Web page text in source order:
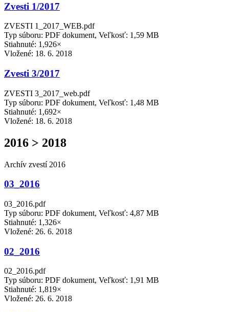
Zvesti 1/2017
ZVESTI 1_2017_WEB.pdf
Typ súboru: PDF dokument, Veľkosť: 1,59 MB
Stiahnuté: 1,926×
Vložené: 18. 6. 2018
Zvesti 3/2017
ZVESTI 3_2017_web.pdf
Typ súboru: PDF dokument, Veľkosť: 1,48 MB
Stiahnuté: 1,692×
Vložené: 18. 6. 2018
2016 > 2018
Archív zvestí 2016
03_2016
03_2016.pdf
Typ súboru: PDF dokument, Veľkosť: 4,87 MB
Stiahnuté: 1,326×
Vložené: 26. 6. 2018
02_2016
02_2016.pdf
Typ súboru: PDF dokument, Veľkosť: 1,91 MB
Stiahnuté: 1,819×
Vložené: 26. 6. 2018